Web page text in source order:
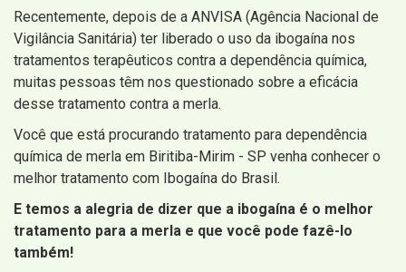
Recentemente, depois de a ANVISA (Agência Nacional de
Vigilância Sanitária) ter liberado o uso da ibogaína nos
tratamentos terapêuticos contra a dependência química,
muitas pessoas têm nos questionado sobre a eficácia
desse tratamento contra a merla.
Você que está procurando tratamento para dependência
química de merla em Biritiba-Mirim - SP venha conhecer o
melhor tratamento com Ibogaína do Brasil.
E temos a alegria de dizer que a ibogaína é o melhor
tratamento para a merla e que você pode fazê-lo
também!